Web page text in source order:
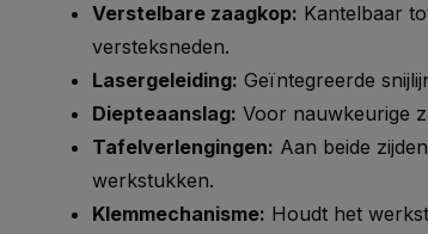
Verstelbare zaagkop: Kantelbaar
versteksneden.
Lasergeleiding: Geïntegreerde
Diepteaanslag: Voor nauwkeurige
Tafelverlengingen: Aan beide
werkstukken.
Klemmechanisme: Houdt het